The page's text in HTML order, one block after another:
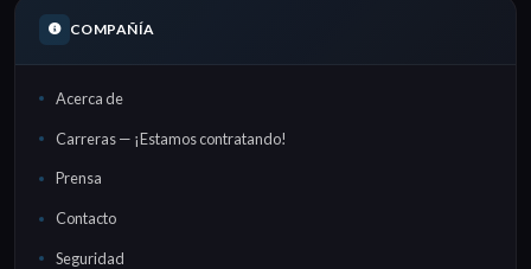
COMPAÑÍA
Acerca de
Carreras — ¡Estamos contratando!
Prensa
Contacto
Seguridad